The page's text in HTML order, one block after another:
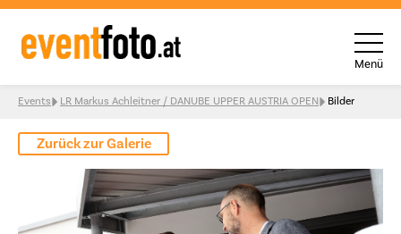
Skip to content
Menü
Events LR Markus Achleitner / DANUBE UPPER AUSTRIA OPEN Bilder
Zurück zur Galerie